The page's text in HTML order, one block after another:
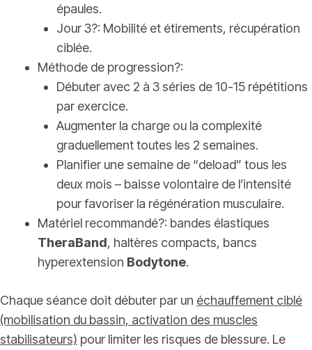
épaules.
Jour 3?: Mobilité et étirements, récupération
ciblée.
Méthode de progression?:
Débuter avec 2 à 3 séries de 10-15 répétitions
par exercice.
Augmenter la charge ou la complexité
graduellement toutes les 2 semaines.
Planifier une semaine de “deload” tous les
deux mois – baisse volontaire de l’intensité
pour favoriser la régénération musculaire.
Matériel recommandé?: bandes élastiques
TheraBand, haltères compacts, bancs
hyperextension Bodytone.
Chaque séance doit débuter par un échauffement ciblé
(mobilisation du bassin, activation des muscles
stabilisateurs) pour limiter les risques de blessure. Le